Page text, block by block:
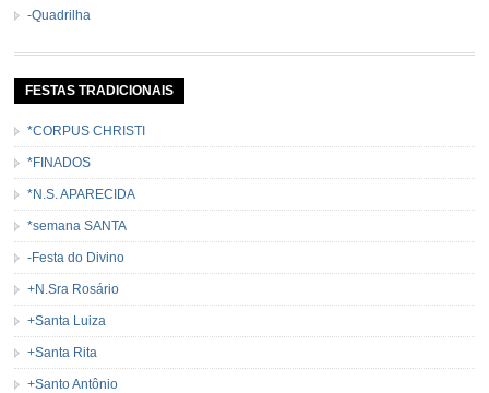
-Quadrilha
FESTAS TRADICIONAIS
*CORPUS CHRISTI
*FINADOS
*N.S. APARECIDA
*semana SANTA
-Festa do Divino
+N.Sra Rosário
+Santa Luiza
+Santa Rita
+Santo Antônio